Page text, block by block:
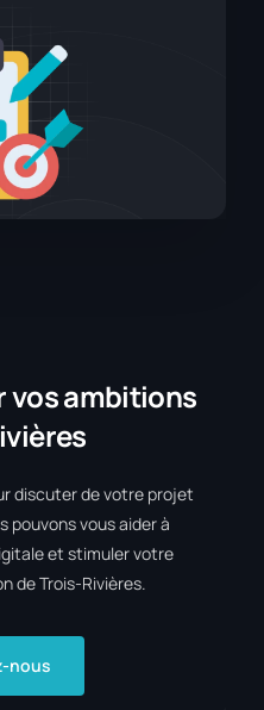
vos ambitions
discuter de votre projet
pouvons vous aider à
et stimuler votre
de Trois-Rivières.
nous